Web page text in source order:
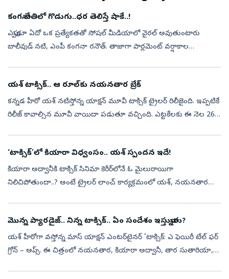
కంగనా చేతిలో గొడుగు..ధర తెలిస్తే షాకే..!
ఎప్పుడూ ఏదో ఒక ప్రత్యేకతతో సోషల్‌ మీడియాలో వైరల్‌ అవుతుంటారు
బాలీవుడ్‌ నటి, ఎంపీ కంగనా రనౌత్‌. తాజాగా పార్లమెంట్‌ వర్షాకాల
యశ్ టాక్సిక్.. ఆ రూల్‌కు నయనతార బ్రేక్
కన్నడ హీరో యశ్ నటిస్తోన్న యాక్షన్‌ మూవీ టాక్సిక్ ట్రైలర్ రిలీజైంది. ఇప్పటికే
రిలీజ్ కావాల్సిన మూవీ వాయిదా పడుతూ వచ్చింది. ఎట్టకేలకు ఈ నెల 26న
‘టాక్సిక్‌’లో కియారా విధ్వంసం.. యశ్‌ స్పందన ఇదే!
కియారా అద్వానీకి టాక్సిక్‌ సినిమా కెరీర్‌లోనే ఓ మైలురాయిగా
నిలిచిపోతుందా..? అంటే ట్రైలర్‌ లాంచ్‌ కార్యక్రమంలో యశ్‌, నయనతార
మొన్న ప్యారడైజ్.. నిన్న టాక్సిక్.. ఏం సందేశం ఇస్తున్నారు?
యశ్ హీరోగా వస్తోన్న మాస్ యాక్షన్‌ ఎంటర్‌టైనర్‌ ‘టాక్సిక్‌: ఎ ఫెయిరీ టేల్‌ ఫర్‌
గ్రోన్‌ – అప్స్‌. ఈ చిత్రంలో నయనతార, కియారా అద్వానీ, తార సుతారియా,